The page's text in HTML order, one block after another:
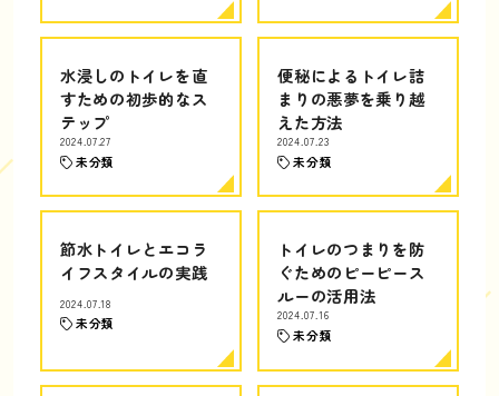
水浸しのトイレを直
すための初歩的なス
テップ
2024.07.27
未分類
便秘によるトイレ詰
まりの悪夢を乗り越
えた方法
2024.07.23
未分類
節水トイレとエコラ
イフスタイルの実践
2024.07.18
未分類
トイレのつまりを防
ぐためのピーピース
ルーの活用法
2024.07.16
未分類